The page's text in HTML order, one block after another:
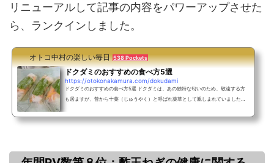
リニューアルして記事の内容をパワーアップさせた
ら、ランクインしました。
オトコ中村の楽しい毎日 538 Pockets
ドクダミのおすすめの食べ方5選
https://otokonakamura.com/dokudami
ドクダミのおすすめの食べ方5選 ドクダミは、あの独特な匂いのため、敬遠する方
も居ますが、昔から十薬（じゅうやく）と呼ばれ薬草として親しまれていました。
したいと思います。ドクダミは、あの匂いのために、扱いを間違うと、とんでもな
お茶にすれば飲めるはずです。ドクダミ茶も健康効果が期...